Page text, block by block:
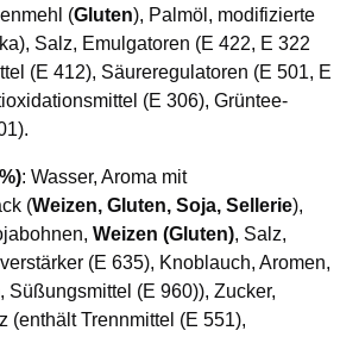
(Gluten), Palmöl, modifizierte
Salz, Emulgatoren (E 422, E 322
(E 412), Säureregulatoren (E 501, E
(E 306), Grüntee-
: Wasser, Aroma mit
(Weizen, Gluten, Soja, Sellerie),
Weizen (Gluten), Salz,
(E 635), Knoblauch, Aromen,
Süßungsmittel (E 960)), Zucker,
(enthält Trennmittel (E 551),